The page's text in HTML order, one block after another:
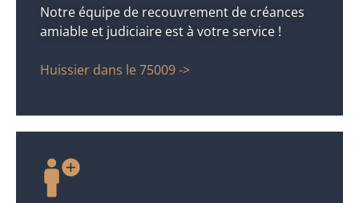
Notre équipe de recouvrement de créances
amiable et judiciaire est à votre service !
Huissier dans le 75009 ->